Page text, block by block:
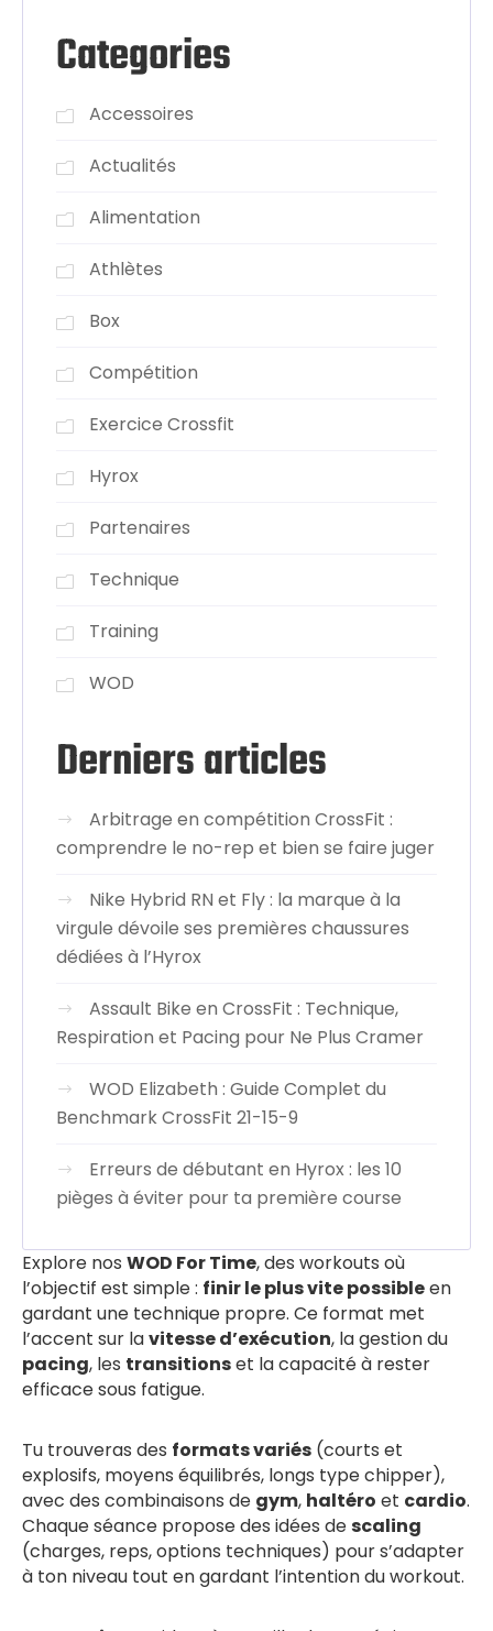
Categories
Accessoires
Actualités
Alimentation
Athlètes
Box
Compétition
Exercice Crossfit
Hyrox
Partenaires
Technique
Training
WOD
Derniers articles
Arbitrage en compétition CrossFit :
comprendre le no-rep et bien se faire juger
Nike Hybrid RN et Fly : la marque à la
virgule dévoile ses premières chaussures
dédiées à l’Hyrox
Assault Bike en CrossFit : Technique,
Respiration et Pacing pour Ne Plus Cramer
WOD Elizabeth : Guide Complet du
Benchmark CrossFit 21-15-9
Erreurs de débutant en Hyrox : les 10
pièges à éviter pour ta première course
Explore nos WOD For Time, des workouts où
l’objectif est simple : finir le plus vite possibleen
gardant une technique propre. Ce format met
l’accent sur lavitesse d’exécution, la gestion du
pacing, les transitionset la capacité à rester
efficace sous fatigue.
Tu trouveras des formats variés (courts et
explosifs, moyens équilibrés, longs type chipper),
avec des combinaisons de gym, haltéro et cardio.
Chaque séance propose des idées descaling
(charges, reps, options techniques) pour s’adapter
à ton niveau tout en gardant l’intention du workout.